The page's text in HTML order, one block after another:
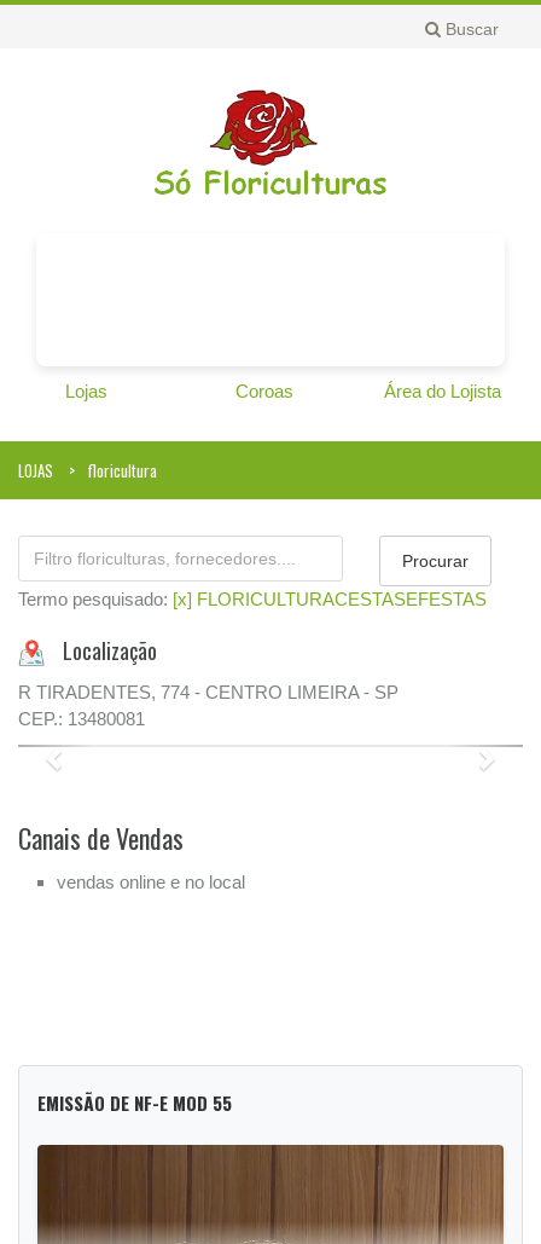
Buscar
Lojas Coroas Área do Lojista
LOJAS floricultura
Termo pesquisado: [x] FLORICULTURACESTASEFESTAS
Localização
R TIRADENTES, 774 - CENTRO LIMEIRA - SP
CEP.: 13480081
Previous Next
Canais de Vendas
vendas online e no local
EMISSÃO DE NF-E MOD 55